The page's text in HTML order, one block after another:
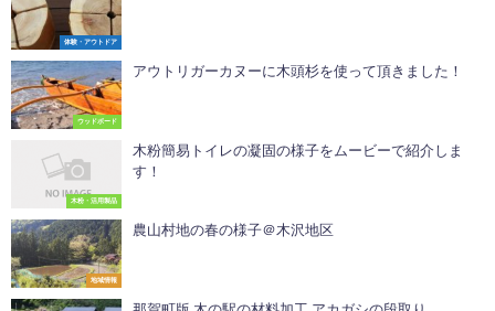
体験・アウトドア
ウッドボード
アウトリガーカヌーに木頭杉を使って頂きました！
木粉・活用製品
木粉簡易トイレの凝固の様子をムービーで紹介しま
す！
地域情報
農山村地の春の様子＠木沢地区